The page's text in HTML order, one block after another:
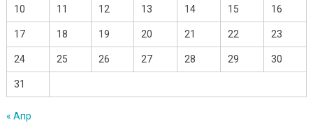
10 11 12 13 14 15 16
17 18 19 20 21 22 23
24 25 26 27 28 29 30
31
« Апр